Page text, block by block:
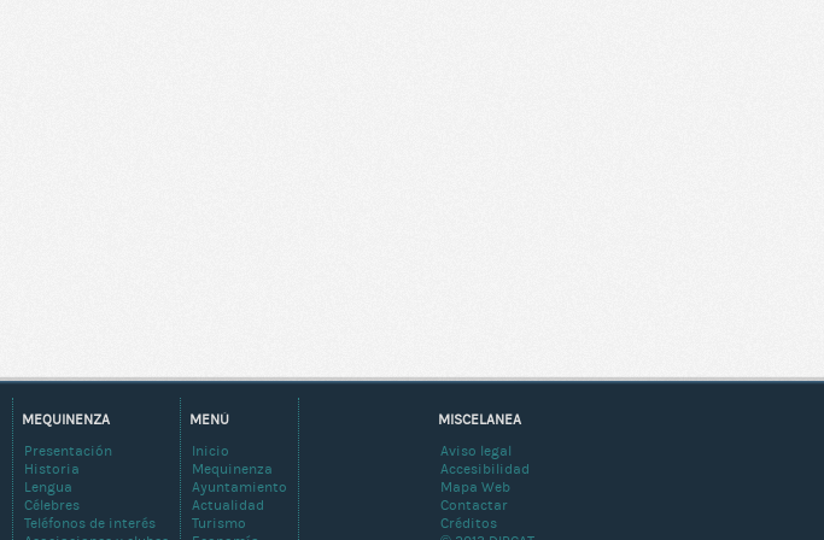
MENÚ
Inicio
Mequinenza
Ayuntamiento
Actualidad
Turismo
MEQUINENZA
Presentación
Historia
Lengua
Célebres
Teléfonos de interés
MISCELANEA
Aviso legal
Accesibilidad
Mapa Web
Contactar
Créditos